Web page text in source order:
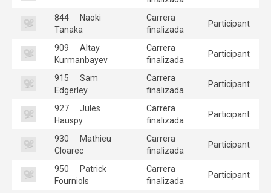
844
Naoki
Tanaka
Carrera
finalizada
Participant
909
Altay
Kurmanbayev
Carrera
finalizada
Participant
915
Sam
Edgerley
Carrera
finalizada
Participant
927
Jules
Hauspy
Carrera
finalizada
Participant
930
Mathieu
Cloarec
Carrera
finalizada
Participant
950
Patrick
Fourniols
Carrera
finalizada
Participant